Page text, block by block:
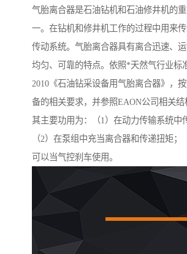
气胎离合器是石油钻机和石油修井机的
一。在钻机和修井机工作的过程中用来
传动系统。气胎离合器具有离合迅速、
均匀、可靠的特点。依照*天然气行业标
2010《石油钻采设备用气胎离合器》，
备的相关要求，并参照EAON公司相关结
其主要功用为：（1）在动力传输系统中
（2）在泵组中充当离合器和传递扭矩；
可以当气控刹车使用。